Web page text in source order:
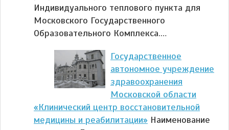
Индивидуального теплового пункта для
Московского Государственного
Образовательного Комплекса.…
Государственное
автономное учреждение
здравоохранения
Московской области
«Клинический центр восстановительной
медицины и реабилитации» Наименование